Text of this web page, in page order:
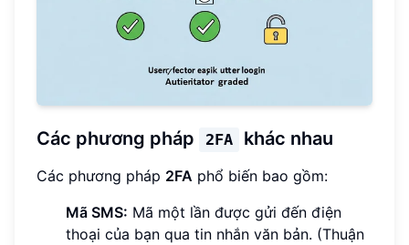
Các phương pháp 2FA khác nhau
Các phương pháp 2FA phổ biến bao gồm:
Mã SMS: Mã một lần được gửi đến điện
thoại của bạn qua tin nhắn văn bản. (Thuận